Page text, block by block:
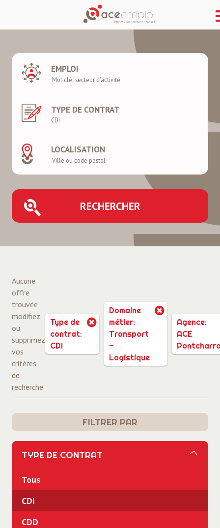
EMPLOI
TYPE DE CONTRAT
LOCALISATION
RECHERCHER
Aucune
offre
trouvée,
modifiez
ou
supprimez
vos
critères
de
recherche
Type de
contrat:
CDI
Domaine
métier:
Transport
-
Logistique
Agence:
ACE
FILTRER PAR
TYPE DE CONTRAT
Tous
CDI
CDD